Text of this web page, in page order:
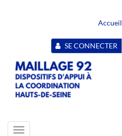
Accueil
SE CONNECTER
Toggle